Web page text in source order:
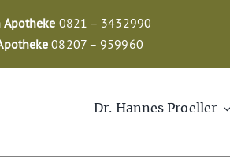
Apotheke 0821 – 3432990
08207 – 959960
Dr. Hannes Proeller